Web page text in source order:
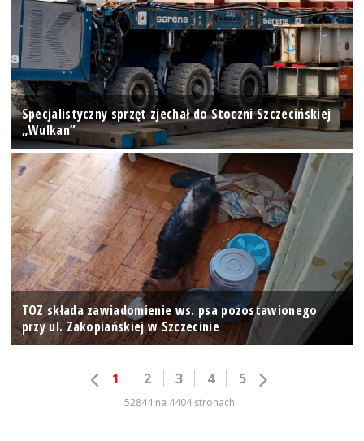
Specjalistyczny sprzęt zjechał do Stoczni Szczecińskiej
„Wulkan”
TOZ składa zawiadomienie ws. psa pozostawionego
przy ul. Zakopiańskiej w Szczecinie
1 2 3 4 5
52844 na 4404 stronach